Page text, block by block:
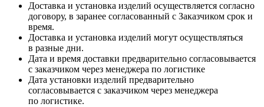
Доставка и установка изделий осуществляется согласно
договору, в заранее согласованный с Заказчиком срок и
время.
Доставка и установка изделий могут осуществляться
в разные дни.
Дата и время доставки предварительно согласовывается
с заказчиком через менеджера по логистике
Дата установки изделий предварительно
согласовывается с заказчиком через менеджера
по логистике.